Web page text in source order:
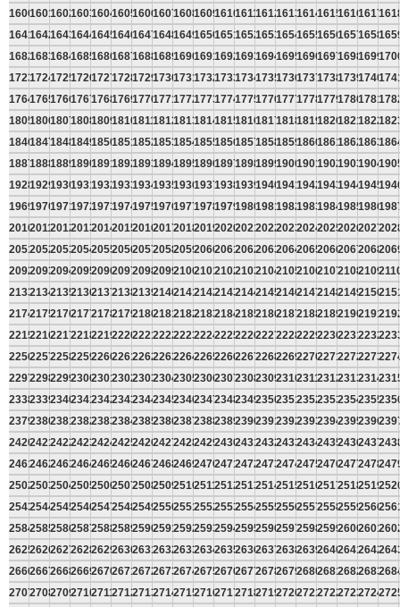
160016011602160316041605160616071608160916101611161216131614161516161617
164116421643164416451646164716481649165016511652165316541655165616571658
168216831684168516861687168816891690169116921693169416951696169716981699
172317241725172617271728172917301731173217331734173517361737173817391740
176417651766176717681769177017711772177317741775177617771778177917801781
180518061807180818091810181118121813181418151816181718181819182018211822
184618471848184918501851185218531854185518561857185818591860186118621863
188718881889189018911892189318941895189618971898189919001901190219031904
192819291930193119321933193419351936193719381939194019411942194319441945
196919701971197219731974197519761977197819791980198119821983198419851986
201020112012201320142015201620172018201920202021202220232024202520262027
205120522053205420552056205720582059206020612062206320642065206620672068
209220932094209520962097209820992100210121022103210421052106210721082109
213321342135213621372138213921402141214221432144214521462147214821492150
217421752176217721782179218021812182218321842185218621872188218921902191
221522162217221822192220222122222223222422252226222722282229223022312232
225622572258225922602261226222632264226522662267226822692270227122722273
229722982299230023012302230323042305230623072308230923102311231223132314
233823392340234123422343234423452346234723482349235023512352235323542355
237923802381238223832384238523862387238823892390239123922393239423952396
242024212422242324242425242624272428242924302431243224332434243524362437
246124622463246424652466246724682469247024712472247324742475247624772478
250225032504250525062507250825092510251125122513251425152516251725182519
254325442545254625472548254925502551255225532554255525562557255825592560
258425852586258725882589259025912592259325942595259625972598259926002601
262526262627262826292630263126322633263426352636263726382639264026412642
266626672668266926702671267226732674267526762677267826792680268126822683
270727082709271027112712271327142715271627172718271927202721272227232724